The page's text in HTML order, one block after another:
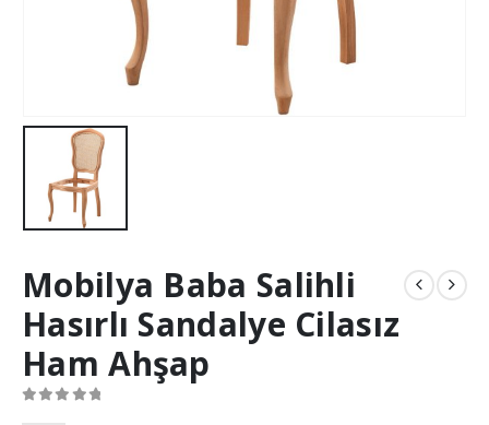
Mobilya Baba Salihli
Hasırlı Sandalye Cilasız
Ham Ahşap